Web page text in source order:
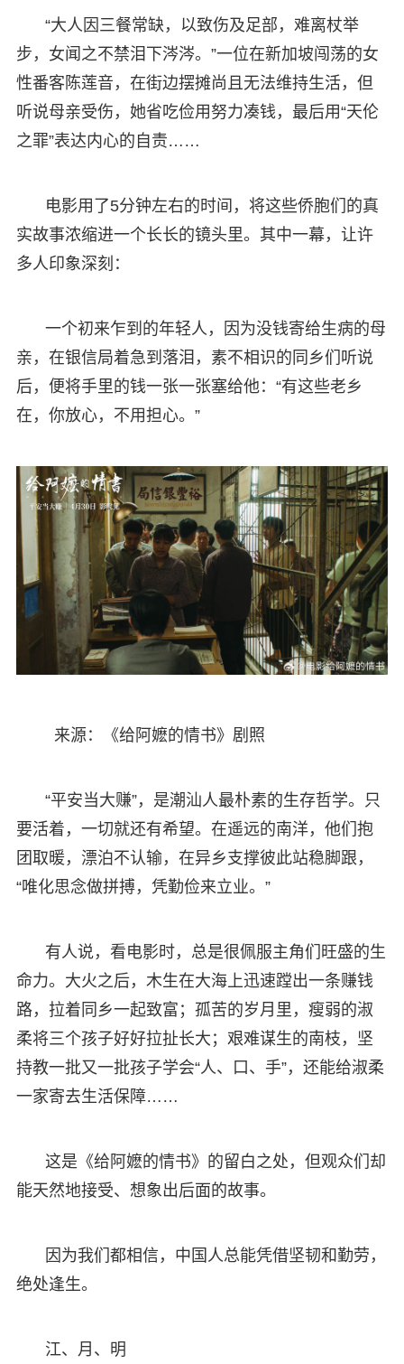
“大人因三餐常缺，以致伤及足部，难离杖举
步，女闻之不禁泪下涔涔。”一位在新加坡闯荡的女
性番客陈莲音，在街边摆摊尚且无法维持生活，但
听说母亲受伤，她省吃俭用努力凑钱，最后用“天伦
之罪”表达内心的自责……
电影用了5分钟左右的时间，将这些侨胞们的真
实故事浓缩进一个长长的镜头里。其中一幕，让许
多人印象深刻：
一个初来乍到的年轻人，因为没钱寄给生病的母
亲，在银信局着急到落泪，素不相识的同乡们听说
后，便将手里的钱一张一张塞给他：“有这些老乡
在，你放心，不用担心。”
来源：《给阿嬷的情书》剧照
“平安当大赚”，是潮汕人最朴素的生存哲学。只
要活着，一切就还有希望。在遥远的南洋，他们抱
团取暖，漂泊不认输，在异乡支撑彼此站稳脚跟，
“唯化思念做拼搏，凭勤俭来立业。”
有人说，看电影时，总是很佩服主角们旺盛的生
命力。大火之后，木生在大海上迅速蹚出一条赚钱
路，拉着同乡一起致富；孤苦的岁月里，瘦弱的淑
柔将三个孩子好好拉扯长大；艰难谋生的南枝，坚
持教一批又一批孩子学会“人、口、手”，还能给淑柔
一家寄去生活保障……
这是《给阿嬷的情书》的留白之处，但观众们却
能天然地接受、想象出后面的故事。
因为我们都相信，中国人总能凭借坚韧和勤劳，
绝处逢生。
江、月、明